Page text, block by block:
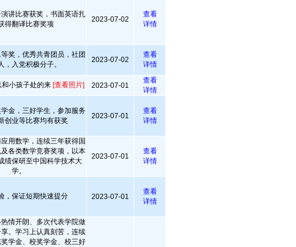
讲比赛获奖，书面英语扎
得翻译比赛奖项
2023-07-02
查看
详情
奖，优秀共青团员，社团
，入党积极分子。
2023-07-02
查看
详情
小孩子处的来 [查看照片] 2023-07-01
查看
详情
金，三好学生，参加服务
创业等比赛均有获奖
2023-07-01
查看
详情
用数学，连续三年获得国
各类数学竞赛奖项，以本
绩保研至中国科学技术大
学。
2023-07-01
查看
详情
，保证短期快速提分 2023-07-01
查看
详情
情开朗、多次代表学院做
。学习上认真刻苦，连续
学金、校奖学金、校三好